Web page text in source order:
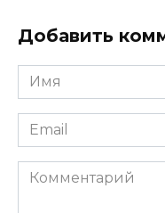
Добавить
Имя
*
Email
*
Комментарий